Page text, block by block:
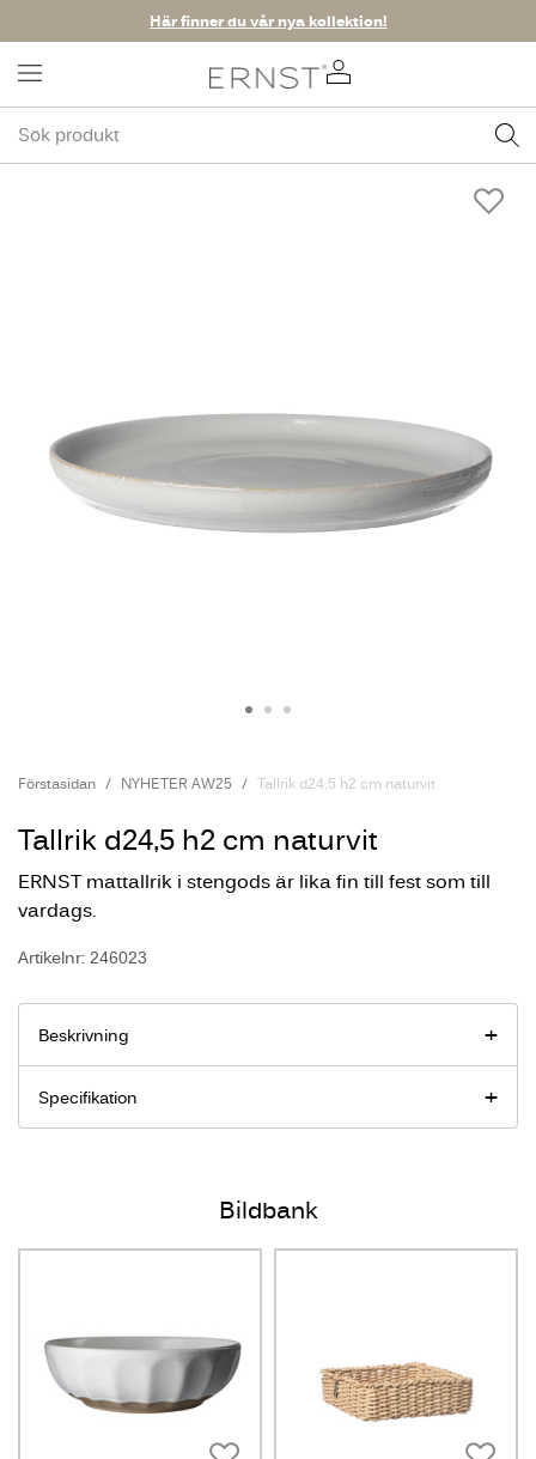
Här finner du vår nya kollektion!
Förstasidan NYHETER AW25 Tallrik d24,5 h2 cm naturvit
Tallrik d24,5 h2 cm naturvit
ERNST mattallrik i stengods är lika fin till fest som till
vardags.
Artikelnr: 246023
Beskrivning
Specifikation
Bildbank